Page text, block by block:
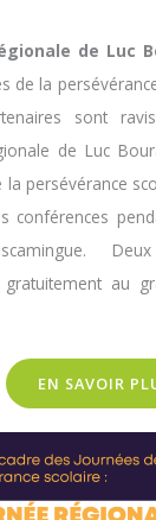
de Luc
de la
sont
de Luc
la persévérance
conférences
gratuitement au
EN SAVOIR